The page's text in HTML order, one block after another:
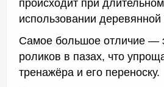
происходит при
использовании
Самое большое отличие —
роликов в пазах, что
тренажёра и его переноску.